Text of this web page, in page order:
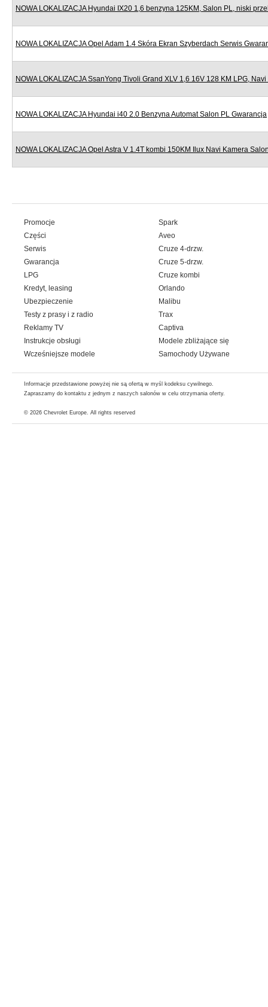
NOWA LOKALIZACJA Hyundai IX20 1,6 benzyna 125KM, Salon PL, niski
NOWA LOKALIZACJA Opel Adam 1.4 Skóra Ekran Szyberdach Serwis
NOWA LOKALIZACJA SsanYong Tivoli Grand XLV 1,6 16V 128 KM LPG,
NOWA LOKALIZACJA Hyundai i40 2.0 Benzyna Automat Salon PL Gwarancja
NOWA LOKALIZACJA Opel Astra V 1.4T kombi 150KM Ilux Navi Kamera
Promocje
Części
Serwis
Gwarancja
LPG
Kredyt, leasing
Ubezpieczenie
Testy z prasy i z radio
Reklamy TV
Instrukcje obsługi
Wcześniejsze modele
Spark
Aveo
Cruze 4-drzw.
Cruze 5-drzw.
Cruze kombi
Orlando
Malibu
Trax
Captiva
Modele zbliżające się
Samochody Używane
Informacje przedstawione powyżej nie są ofertą w myśl kodeksu cywilnego.
Zapraszamy do kontaktu z jednym z naszych salonów w celu otrzymania oferty.
© 2026 Chevrolet Europe. All rights reserved